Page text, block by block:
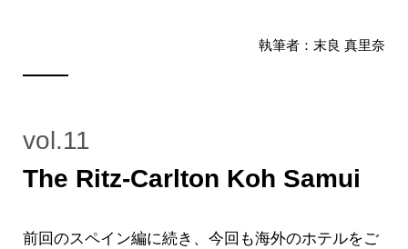
執筆者：末良 真里奈
vol.11
The Ritz-Carlton Koh Samui
前回のスペイン編に続き、今回も海外のホテルをご